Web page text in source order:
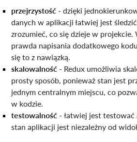
przejrzystość - dzięki
danych w aplikacji łatwiej jest
zrozumieć, co się dzieje w projekcie.
prawda napisania dodatkowego
się to z nawiązką.
skalowalność - Redux umożliwia
prosty sposób, ponieważ stan jest
jednym centralnym miejscu, co
w kodzie.
testowalność - łatwiej jest
stan aplikacji jest niezależny od